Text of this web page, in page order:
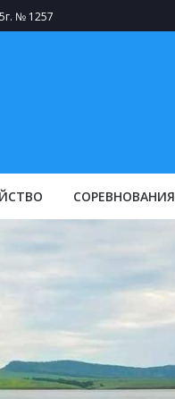
№ 1257
СОРЕВНОВАНИЯ